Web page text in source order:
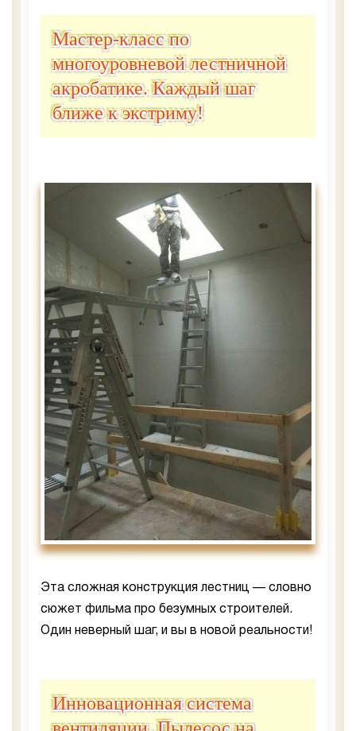
Мастер-класс по
многоуровневой лестничной
акробатике. Каждый шаг
ближе к экстриму!
Эта сложная конструкция лестниц — словно
сюжет фильма про безумных строителей.
Один неверный шаг, и вы в новой реальности!
Инновационная система